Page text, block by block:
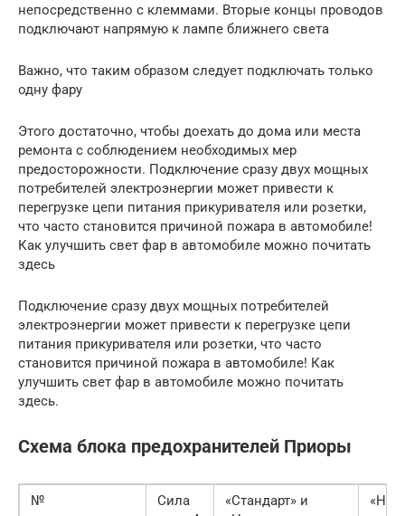
непосредственно с клеммами. Вторые концы проводов
подключают напрямую к лампе ближнего света
Важно, что таким образом следует подключать только
одну фару
Этого достаточно, чтобы доехать до дома или места
ремонта с соблюдением необходимых мер
предосторожности. Подключение сразу двух мощных
потребителей электроэнергии может привести к
перегрузке цепи питания прикуривателя или розетки,
что часто становится причиной пожара в автомобиле!
Как улучшить свет фар в автомобиле можно почитать
здесь
Подключение сразу двух мощных потребителей
электроэнергии может привести к перегрузке цепи
питания прикуривателя или розетки, что часто
становится причиной пожара в автомобиле! Как
улучшить свет фар в автомобиле можно почитать
здесь.
Схема блока предохранителей Приоры
№
Сила
«Стандарт» и